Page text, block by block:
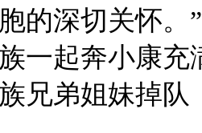
的深切关怀。
一起奔小康
兄弟姐妹掉